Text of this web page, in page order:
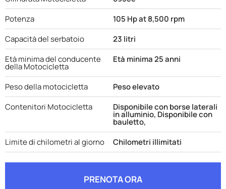
Potenza
105 Hp at 8,500 rpm
Capacità del serbatoio
23 litri
Età minima del conducente
della Motocicletta
Età minima 25 anni
Peso della motocicletta
Peso elevato
Contenitori Motocicletta
Disponibile con borse laterali
in alluminio, Disponibile con
bauletto,
Limite di chilometri al giorno
Chilometri illimitati
PRENOTA ORA